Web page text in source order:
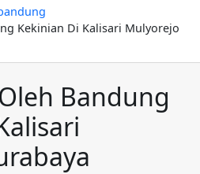
Kekinian Di Kalisari Mulyorejo
Bandung